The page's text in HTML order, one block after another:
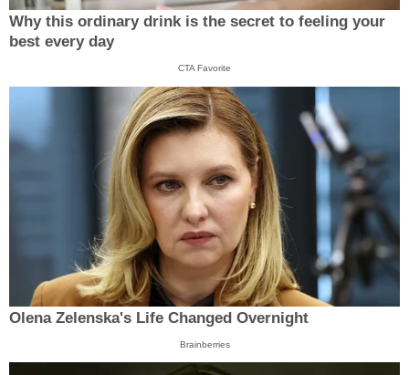
Why this ordinary drink is the secret to feeling your
best every day
CTA Favorite
Olena Zelenska's Life Changed Overnight
Brainberries